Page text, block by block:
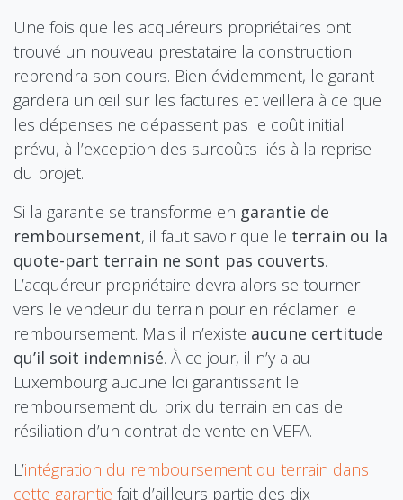
Une fois que les acquéreurs propriétaires ont
trouvé un nouveau prestataire la construction
reprendra son cours. Bien évidemment, le garant
gardera un œil sur les factures et veillera à ce que
les dépenses ne dépassent pas le coût initial
prévu, à l’exception des surcoûts liés à la reprise
du projet.
Si la garantie se transforme en garantie de
remboursement, il faut savoir que le terrain ou la
quote-part terrain ne sont pas couverts.
L’acquéreur propriétaire devra alors se tourner
vers le vendeur du terrain pour en réclamer le
remboursement. Mais il n’existe aucune certitude
qu’il soit indemnisé. À ce jour, il n’y a au
Luxembourg aucune loi garantissant le
remboursement du prix du terrain en cas de
résiliation d’un contrat de vente en VEFA.
L’intégration du remboursement du terrain dans
cette garantie fait d’ailleurs partie des dix